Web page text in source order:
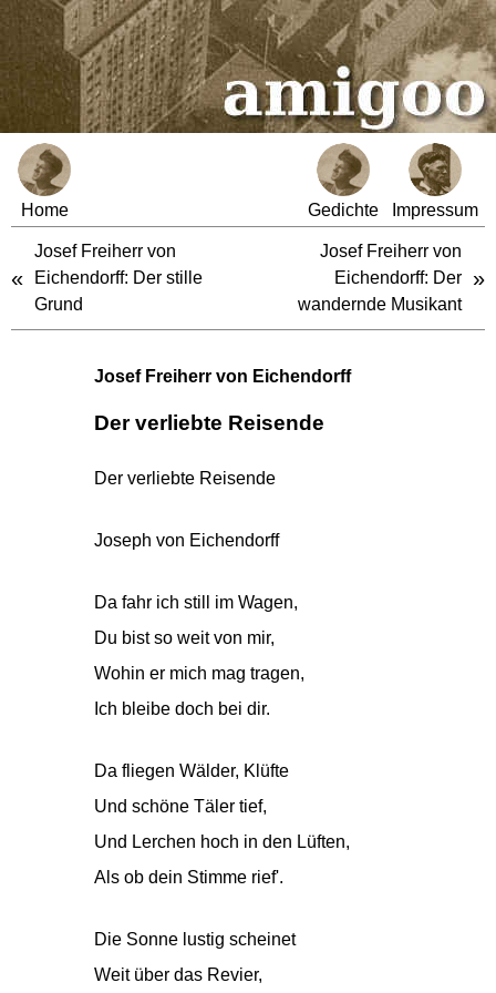
Home Gedichte Impressum
«
Josef Freiherr von
Eichendorff: Der stille
Grund
Josef Freiherr von
Eichendorff: Der
wandernde Musikant
»
Josef Freiherr von Eichendorff
Der verliebte Reisende
Der verliebte Reisende
Joseph von Eichendorff
Da fahr ich still im Wagen,
Du bist so weit von mir,
Wohin er mich mag tragen,
Ich bleibe doch bei dir.
Da fliegen Wälder, Klüfte
Und schöne Täler tief,
Und Lerchen hoch in den Lüften,
Als ob dein Stimme rief'.
Die Sonne lustig scheinet
Weit über das Revier,